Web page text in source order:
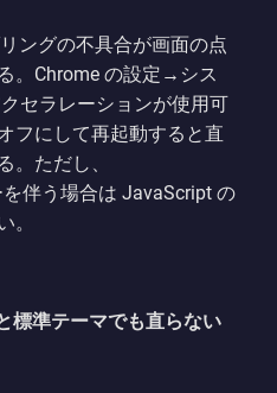
ングの不具合が画面の点
。Chrome の設定→シス
セラレーションが使用可
フにして再起動すると直
。ただし、
伴う場合は JavaScript の
。
標準テーマでも直らない